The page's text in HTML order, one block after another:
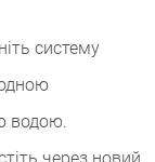
систему
водою.